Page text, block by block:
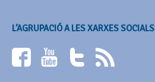
L’AGRUPACIÓ A LES XARXES SOCIALS